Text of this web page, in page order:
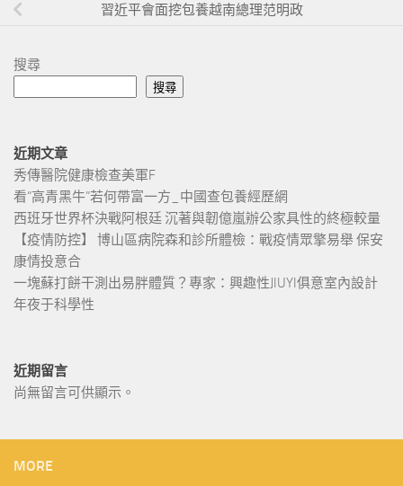
習近平會面挖包養越南總理范明政
搜尋
搜尋
近期文章
秀傳醫院健康檢查美軍F
看“高青黑牛”若何帶富一方_中國查包養經歷網
西班牙世界杯決戰阿根廷 沉著與韌億嵐辦公家具性的終極較量
【疫情防控】 博山區病院森和診所體檢：戰疫情眾擎易舉 保安
康情投意合
一塊蘇打餅干測出易胖體質？專家：興趣性JIUYI俱意室內設計
年夜于科學性
近期留言
尚無留言可供顯示。
MORE